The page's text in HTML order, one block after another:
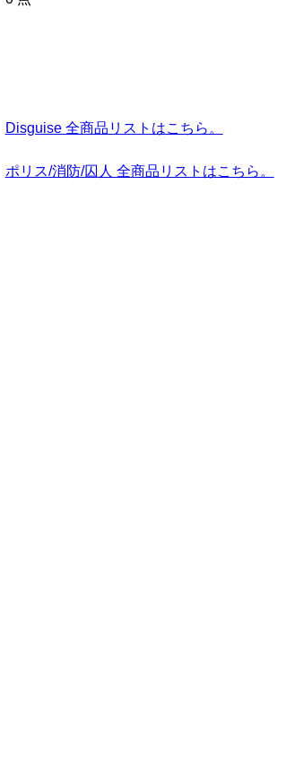
Disguise 全商品リストはこちら。
ポリス/消防/囚人 全商品リストはこちら。